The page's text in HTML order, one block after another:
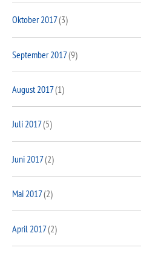
Oktober 2017(3)
September 2017(9)
August 2017(1)
Juli 2017(5)
Juni 2017(2)
Mai 2017(2)
April 2017(2)